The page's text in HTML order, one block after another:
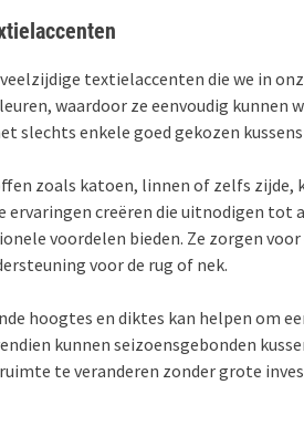
textielaccenten die we in
waardoor ze eenvoudig kunnen
slechts enkele goed gekozen
zoals katoen, linnen of zelfs zijde,
creëren die uitnodigen tot
voordelen bieden. Ze zorgen
voor de rug of nek.
hoogtes en diktes kan helpen om
kunnen seizoensgebonden
te veranderen zonder grote